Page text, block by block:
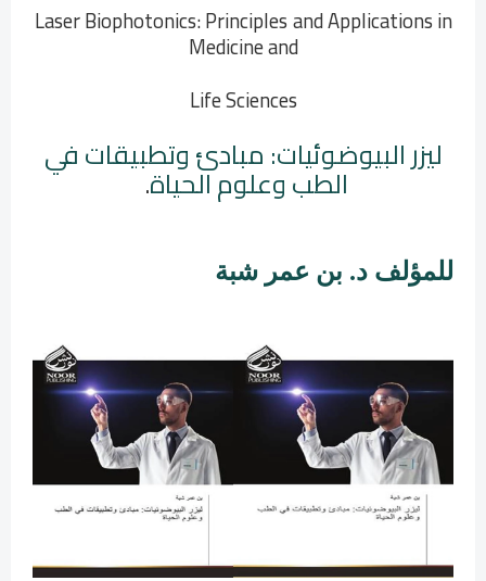
Laser Biophotonics: Principlesand Applications in
Medicine and
Life Sciences
ليزر البيوضوئيات: مبادئ وتطبيقات في
الطب وعلوم الحياة.
للمؤلف د. بن عمر شبة